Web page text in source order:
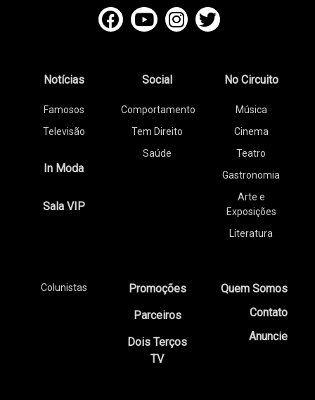
Notícias
Famosos
Televisão
In Moda
Sala VIP
Social
Comportamento
Tem Direito
Saúde
No Circuito
Música
Cinema
Teatro
Gastronomia
Arte e
Exposições
Literatura
Colunistas
Promoções
Parceiros
Dois Terços
TV
Quem Somos
Contato
Anuncie